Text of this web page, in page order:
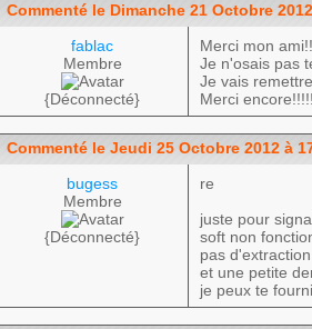
Commenté le Dimanche 21 Octobre
fablac
Membre
{Déconnecté}
Merci mon
Je n'osais pas
Je vais
Merci encore!!!!!
Commenté le Jeudi 25 Octobre 2012 à
bugess
Membre
{Déconnecté}
re
juste pour
soft non
pas
et une petite
je peux te